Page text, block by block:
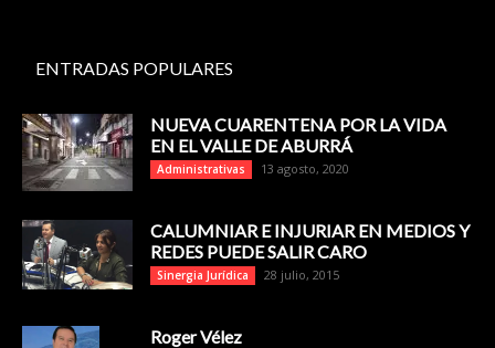
ENTRADAS POPULARES
NUEVA CUARENTENA POR LA VIDA
EN EL VALLE DE ABURRÁ
Administrativas 13 agosto, 2020
CALUMNIAR E INJURIAR EN MEDIOS Y
REDES PUEDE SALIR CARO
Sinergia Jurídica 28 julio, 2015
Roger Vélez